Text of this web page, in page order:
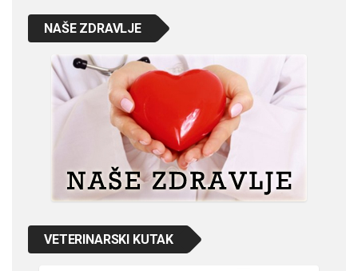
NAŠE ZDRAVLJE
VETERINARSKI KUTAK